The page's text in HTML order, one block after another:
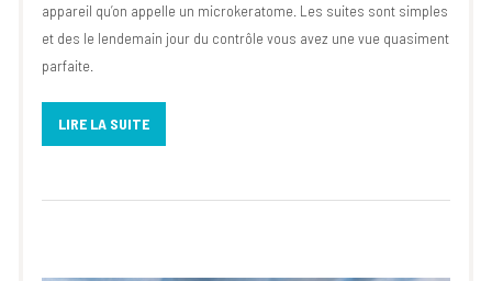
appareil qu’on appelle un microkeratome. Les suites sont simples
et des le lendemain jour du contrôle vous avez une vue quasiment
parfaite.
LIRE LA SUITE